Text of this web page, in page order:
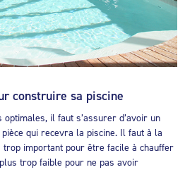
construire sa piscine
il faut s’assurer d’avoir un
qui recevra la piscine. Il faut à la
important pour être facile à chauffer
trop faible pour ne pas avoir